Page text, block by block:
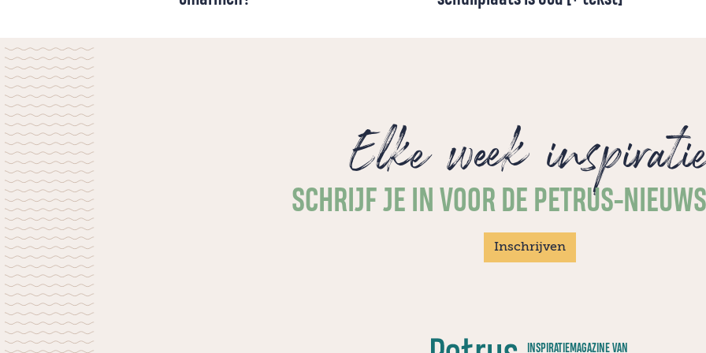
de jonge generatie inderdaad weer nieuwe
interesse in geloof? En wat merken kerken
Elke week
SCHRIJF JE IN VOOR DE PETRUS-
Inschrijven
INSPIRATIEMAGAZINE VAN